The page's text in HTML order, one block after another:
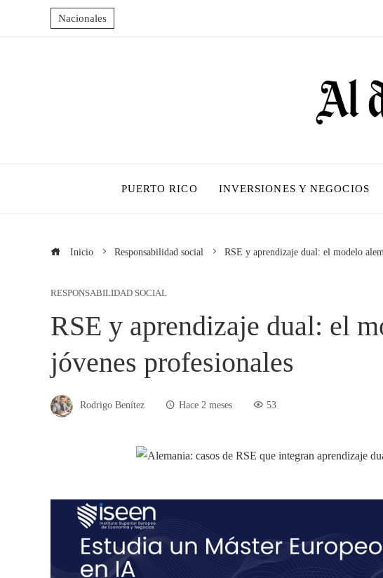
Nacionales
PUERTO RICO INVERSIONES Y NEGOCIOS
Inicio Responsabilidad social RSE y aprendizaje dual: el modelo
RESPONSABILIDAD SOCIAL
RSE y aprendizaje dual: el
jóvenes profesionales
Rodrigo Benítez Hace 2 meses 53